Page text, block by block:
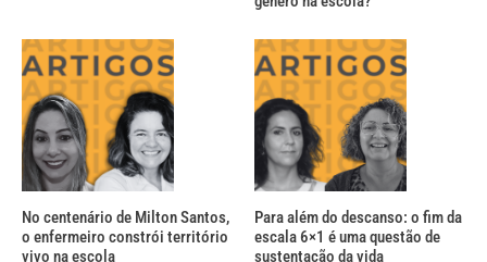
No centenário de Milton Santos,
o enfermeiro constrói território
vivo na escola
Para além do descanso: o fim da
escala 6×1 é uma questão de
sustentação da vida